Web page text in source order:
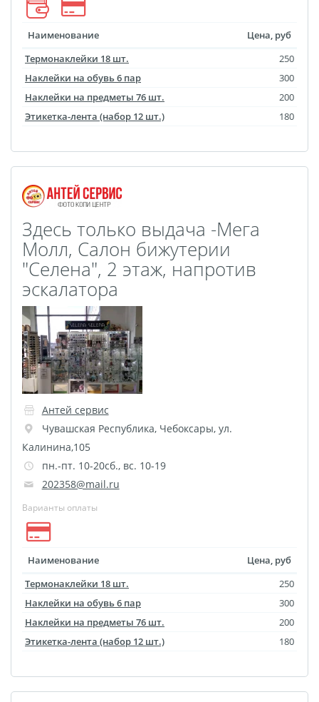
Сувениры Новый год
Фотокарточки в стиле
Полароид
Игрушки с фото
DTF-печать
Гирлянды с фото
Благодарности
Листовки
Сертификаты
Наименование
Цена, руб
Термонаклейки 18 шт.
250
Наклейки на обувь 6 пар
300
Наклейки на предметы 76 шт.
200
Этикетка-лента (набор 12 шт.)
180
Здесь только выдача -Мега
Молл, Салон бижутерии
"Селена", 2 этаж, напротив
эскалатора
Антей сервис
Чувашская Республика, Чебоксары, ул.
Калинина,105
пн.-пт. 10-20сб., вс. 10-19
202358@mail.ru
Варианты оплаты
Наименование
Цена, руб
Термонаклейки 18 шт.
250
Наклейки на обувь 6 пар
300
Наклейки на предметы 76 шт.
200
Этикетка-лента (набор 12 шт.)
180